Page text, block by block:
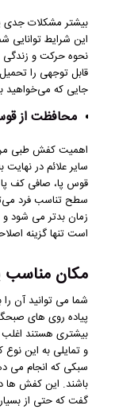
بیشتر مشکلات جدی
این شرایط توانایی
نحوه حرکت و زندگی
قابل توجهی را
جایی که می‌خواهید
محافظت از
اهمیت کفش طبی
سایر علائم در
قوس پا، صافی کف پا
سطح تناسب فرد
زمان بدتر می‌ شود و
است تنها گزینه
مکان مناسب
شما می توانید آن
پیاده روی های
بیشتری هستند
و تمایلی به این
سبکی که انجام می
باشند. این کفش ها
گفت که حتی از